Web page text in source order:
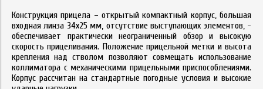
Конструкция прицела – открытый компактный корпус, большая
входная линза 34x25 мм, отсутствие выступающих элементов, -
обеспечивает практически неограниченный обзор и высокую
скорость прицеливания. Положение прицельной метки и высота
крепления над стволом позволяют совмещать использование
коллиматора с механическими прицельными приспособлениями.
Корпус рассчитан на стандартные погодные условия и высокие